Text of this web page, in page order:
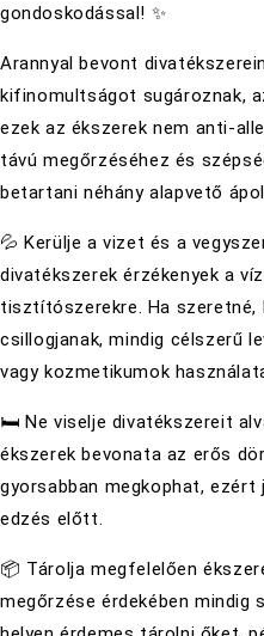
gondoskodással! ✨
Arannyal bevont
kifinomultságot sugároznak,
ezek az ékszerek nem anti-
távú megőrzéséhez és
betartani néhány alapvető
💦 Kerülje a vizet és a
divatékszerek érzékenyek a
tisztítószerekre. Ha szeretné,
csillogjanak, mindig célszerű
vagy kozmetikumok
🛏 Ne viselje divatékszereit
ékszerek bevonata az erős
gyorsabban megkophat,
edzés előtt.
📦 Tárolja megfelelően
megőrzése érdekében mindig